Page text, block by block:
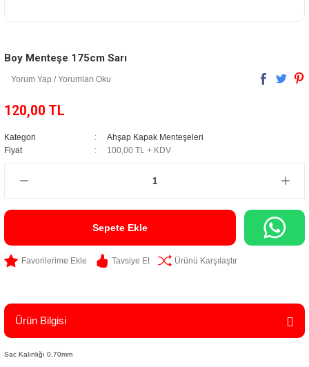
Boy Menteşe 175cm Sarı
Yorum Yap / Yorumları Oku
120,00 TL
Kategori
Ahşap Kapak Menteşeleri
Fiyat
100,00 TL + KDV
Sepete Ekle
Tavsiye Et Ürünü Karşılaştır
Ürün Bilgisi
Sac Kalınlığı 0,70mm